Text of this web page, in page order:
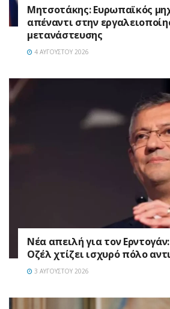
Μητσοτάκης: Ευρωπαϊκός
απέναντι στην
μετανάστευσης
4 ΑΥΓΟΎΣΤΟΥ 2026
Νέα απειλή για τον
Οζέλ χτίζει ισχυρό πόλο
3 ΑΥΓΟΎΣΤΟΥ 2026